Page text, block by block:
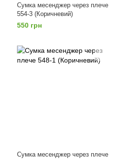
Сумка месенджер через плече
554-3 (Коричневий)
550 грн
Сумка месенджер через плече